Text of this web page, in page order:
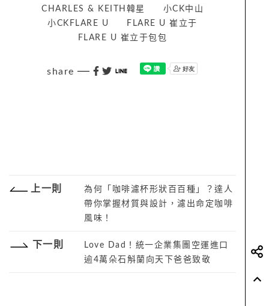
CHARLES & KEITH韓星
小CK中山
小CKFLARE U
FLARE U 崔立于
FLARE U 崔立于包包
share
上一則
為何「咖啡濾杯形狀百百種」？達人
帶你掌握材質與設計，濾出命定咖啡
風味！
下一則
Love Dad！統一企業集團空運進口
逾4萬朵石斛蘭向天下爸爸致敬